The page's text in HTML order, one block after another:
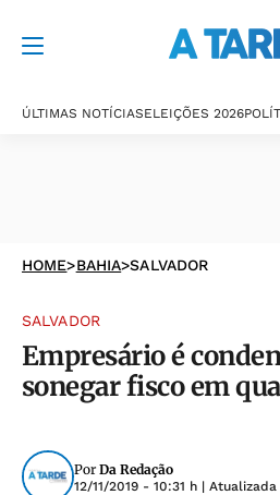
ÚLTIMAS NOTÍCIASELEIÇÕES 2026
HOME>BAHIA>SALVADOR
SALVADOR
Empresário é
sonegar fisco em
Por Da Redação
12/11/2019 - 10:31 h | Atualizada